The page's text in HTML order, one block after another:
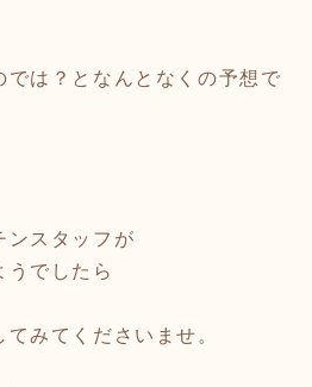
では？となんとなくの予想で
ンスタッフが
うでしたら
みてくださいませ。